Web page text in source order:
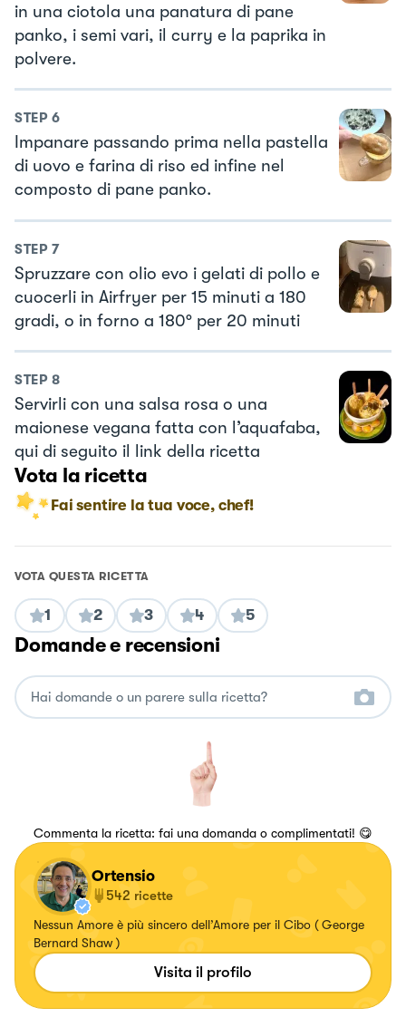
in una ciotola una panatura di pane
panko, i semi vari, il curry e la paprika in
polvere.
STEP 6
Impanare passando prima nella pastella
di uovo e farina di riso ed infine nel
composto di pane panko.
STEP 7
Spruzzare con olio evo i gelati di pollo e
cuocerli in Airfryer per 15 minuti a 180
gradi, o in forno a 180° per 20 minuti
STEP 8
Servirli con una salsa rosa o una
maionese vegana fatta con l’aquafaba,
qui di seguito il link della ricetta
Vota la ricetta
Fai sentire la tua voce, chef!
VOTA QUESTA RICETTA
1 2 3 4 5
Domande e recensioni
Commenta la ricetta: fai una domanda o complimentati! 😋
Ortensio
542 ricette
Nessun Amore è più sincero dell’Amore per il Cibo ( George
Bernard Shaw )
Visita il profilo